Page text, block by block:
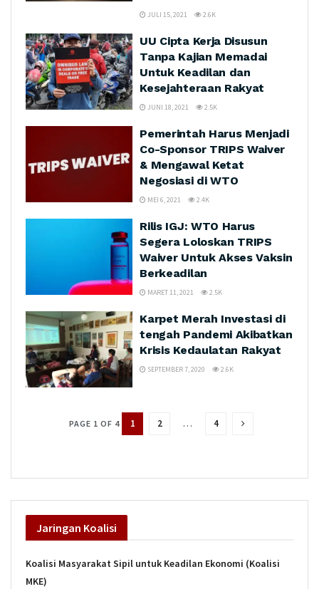
JULI 15, 2021 2.6K
UU Cipta Kerja Disusun
Tanpa Kajian Memadai
Untuk Keadilan dan
Kesejahteraan Rakyat
JUNI 18, 2021 2.5K
Pemerintah Harus Menjadi
Co-Sponsor TRIPS Waiver
& Mengawal Ketat
Negosiasi di WTO
MEI 6, 2021 2.4K
Rilis IGJ: WTO Harus
Segera Loloskan TRIPS
Waiver Untuk Akses Vaksin
Berkeadilan
MARET 11, 2021 2.5K
Karpet Merah Investasi di
tengah Pandemi Akibatkan
Krisis Kedaulatan Rakyat
SEPTEMBER 7, 2020 2.6K
PAGE 1 OF 4 1 2 … 4
Jaringan Koalisi
Koalisi Masyarakat Sipil untuk Keadilan Ekonomi (Koalisi
MKE)